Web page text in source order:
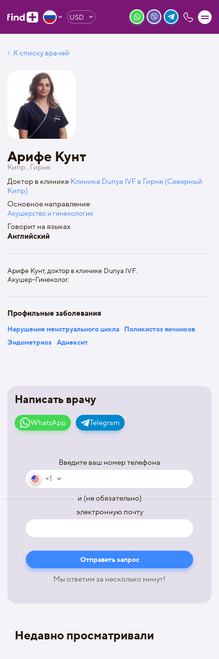
USD
К списку врачей
Написать врачу
WhatsApp Telegram
Введите ваш номер телефона
+1
и (не обязательно)
электронную почту
Мы ответим за несколько минут!
Арифе Кунт
Кипр , Гирне
Доктор в клинике Клиника Dunya IVF в Гирне (Северный
Кипр)
Основное направление
Акушерство и гинекология
Говорит на языках
Английский
Арифе Кунт, доктор в клинике Dunya IVF.
Акушер-Гинеколог.
Профильные заболевания
Нарушение менструального цикла
Поликистоз яичников
Эндометриоз
Аднексит
Недавно просматривали